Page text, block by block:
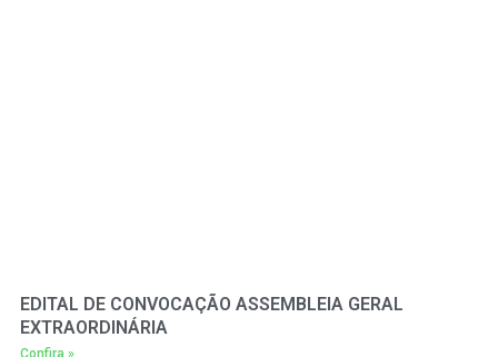
EDITAL DE CONVOCAÇÃO ASSEMBLEIA GERAL
EXTRAORDINÁRIA